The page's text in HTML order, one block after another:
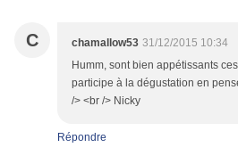
C chamallow53 31/12/2015 10:34
Humm, sont bien appétissants
participe à la dégustation en
/> <br /> Nicky
Répondre